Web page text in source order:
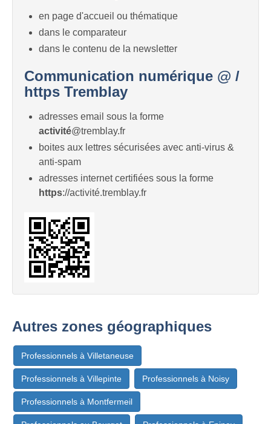
en page d'accueil ou thématique
dans le comparateur
dans le contenu de la newsletter
Communication numérique @ /
https Tremblay
adresses email sous la forme
activité@tremblay.fr
boites aux lettres sécurisées avec anti-virus &
anti-spam
adresses internet certifiées sous la forme
https://activité.tremblay.fr
Autres zones géographiques
Professionnels à Villetaneuse
Professionnels à Villepinte Professionnels à Noisy
Professionnels à Montfermeil